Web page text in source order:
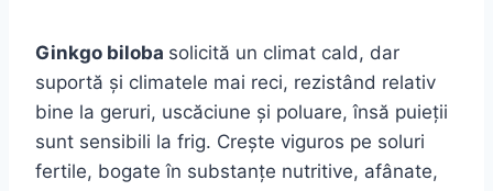
Ginkgo biloba solicită un climat cald, dar
suportă şi climatele mai reci, rezistând relativ
bine la geruri, uscăciune şi poluare, însă puieţii
sunt sensibili la frig. Creşte viguros pe soluri
fertile, bogate în substanţe nutritive, afânate,